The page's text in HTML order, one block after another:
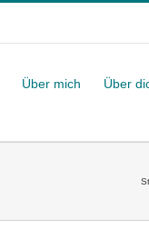
Über mich Über